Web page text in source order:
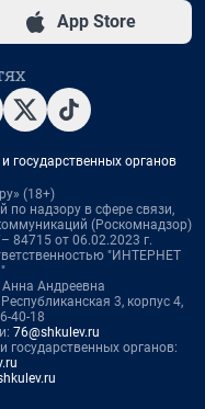
App Store
государственных органов
(18+)
по надзору в сфере связи,
(Роскомнадзор)
84715 от 06.02.2023 г.
"ИНТЕРНЕТ
Андреевна
3, корпус 4,
40-18
76@shkulev.ru
органов: